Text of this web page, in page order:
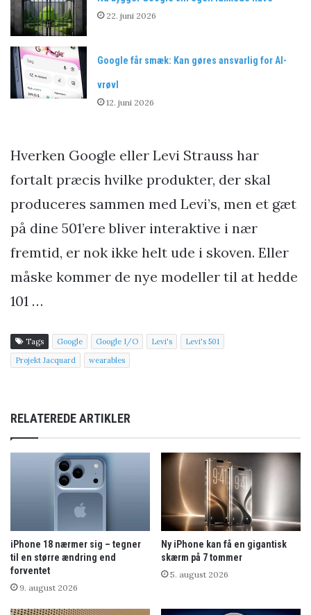
22. juni 2026
Google får smæk: Kan gøres ansvarlig for AI-
vrøvl
12. juni 2026
Hverken Google eller Levi Strauss har
fortalt præcis hvilke produkter, der skal
produceres sammen med Levi’s, men et gæt
på dine 501’ere bliver interaktive i nær
fremtid, er nok ikke helt ude i skoven. Eller
måske kommer de nye modeller til at hedde
101 …
Tags Google Google I/O Levi's
Levi's 501
Projekt Jacquard
wearables
RELATEREDE ARTIKLER
iPhone 18 nærmer sig – tegner
til en større ændring end
forventet
9. august 2026
Ny iPhone kan få en gigantisk
skærm på 7 tommer
5. august 2026